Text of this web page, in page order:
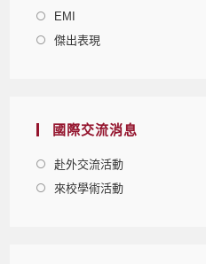
EMI
傑出表現
國際交流消息
赴外交流活動
來校學術活動